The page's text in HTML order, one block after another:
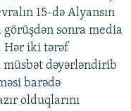
15-də Alyansın
sonra media
Hər iki tərəf
müsbət dəyərləndirib
barədə
olduqlarını